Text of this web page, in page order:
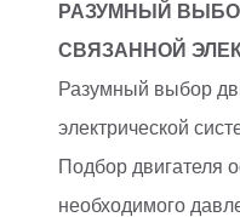
РАЗУМНЫЙ
СВЯЗАННОЙ
Разумный выбор
электрической
Подбор двигателя
необходимого